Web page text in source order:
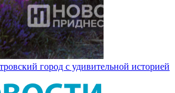
город с удивительной историей